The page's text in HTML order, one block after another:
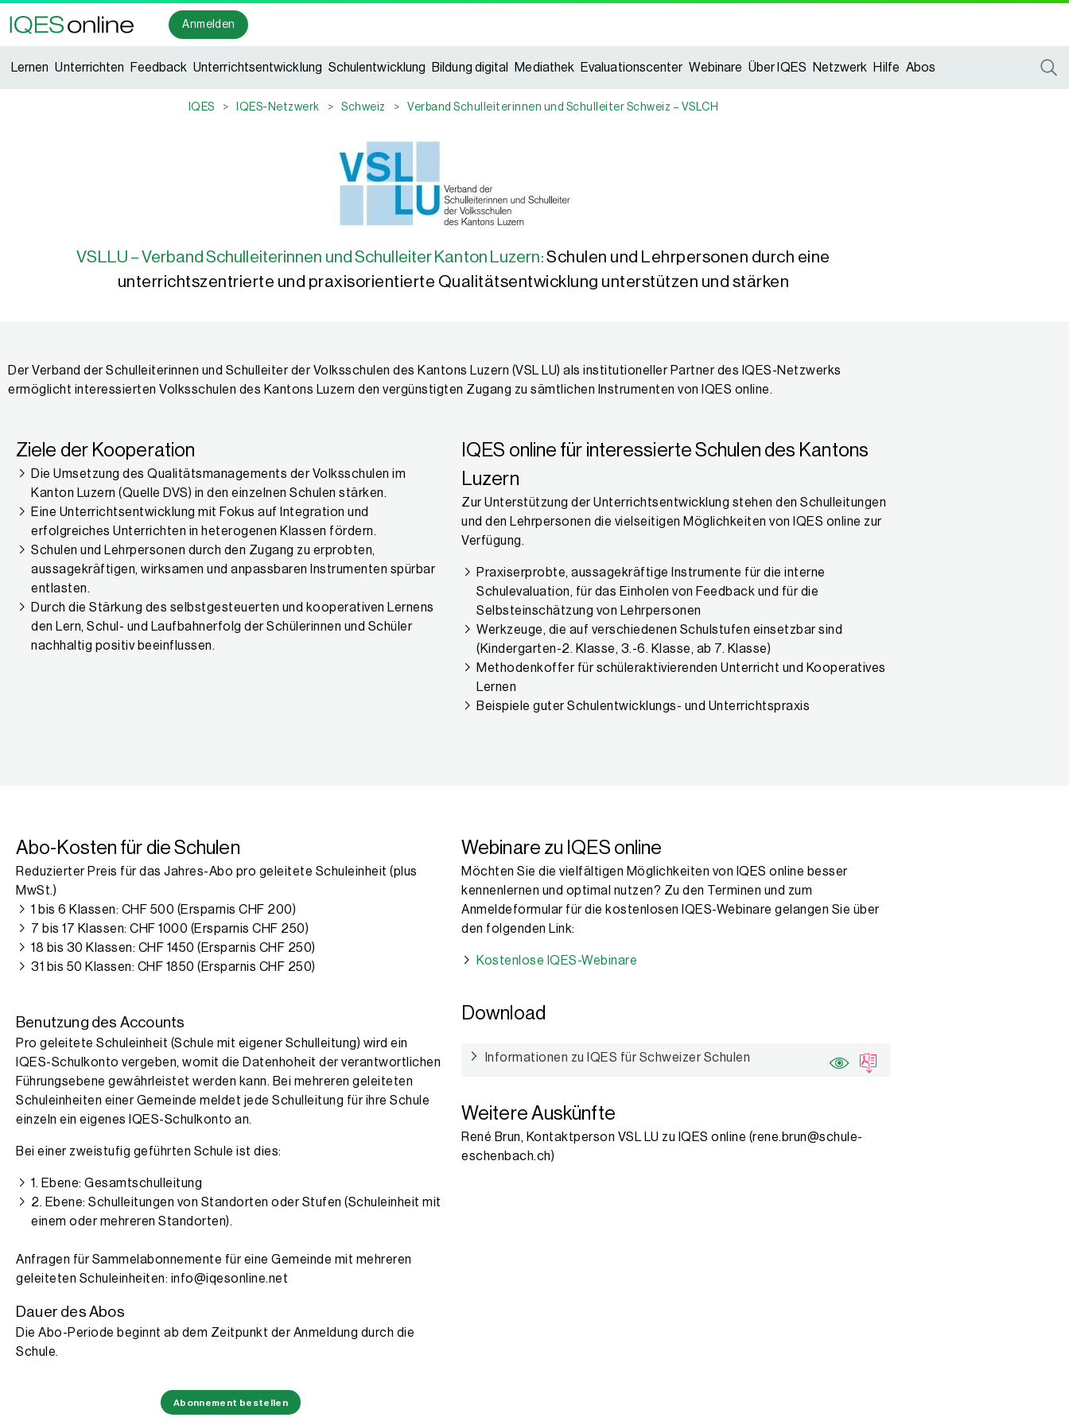
Anmelden
Lernen Unterrichten Feedback Unterrichtsentwicklung Schulentwicklung Bildung digital Mediathek Evaluationscenter Webinare Über IQES Netzwerk Hilfe Abos
IQES > IQES-Netzwerk > Schweiz > Verband Schulleiterinnen und Schulleiter Schweiz – VSLCH
VSLLU – Verband Schulleiterinnen und Schulleiter Kanton Luzern:Schulen und Lehrpersonen durch eine
unterrichtszentrierte und praxisorientierte Qualitätsentwicklung unterstützen und stärken
Der Verband der Schulleiterinnen und Schulleiter der Volksschulen des Kantons Luzern (VSL LU) als institutioneller Partner des IQES-Netzwerks
ermöglicht interessierten Volksschulen des Kantons Luzern den vergünstigten Zugang zu sämtlichen Instrumenten von IQES online.
Ziele der Kooperation
Die Umsetzung des Qualitätsmanagements der Volksschulen im
Kanton Luzern (Quelle DVS) in den einzelnen Schulen stärken.
Eine Unterrichtsentwicklung mit Fokus auf Integration und
erfolgreiches Unterrichten in heterogenen Klassen fördern.
Schulen und Lehrpersonen durch den Zugang zu erprobten,
aussagekräftigen, wirksamen und anpassbaren Instrumenten spürbar
entlasten.
Durch die Stärkung des selbstgesteuerten und kooperativen Lernens
den Lern, Schul- und Laufbahnerfolg der Schülerinnen und Schüler
nachhaltig positiv beeinflussen.
IQES online für interessierte Schulen des Kantons
Luzern
Zur Unterstützung der Unterrichtsentwicklung stehen den Schulleitungen
und den Lehrpersonen die vielseitigen Möglichkeiten von IQES online zur
Verfügung.
Praxiserprobte, aussagekräftige Instrumente für die interne
Schulevaluation, für das Einholen von Feedback und für die
Selbsteinschätzung von Lehrpersonen
Werkzeuge, die auf verschiedenen Schulstufen einsetzbar sind
(Kindergarten-2. Klasse, 3.-6. Klasse, ab 7. Klasse)
Methodenkoffer für schüleraktivierenden Unterricht und Kooperatives
Lernen
Beispiele guter Schulentwicklungs- und Unterrichtspraxis
Abo-Kosten für die Schulen
Reduzierter Preis für das Jahres-Abo pro geleitete Schuleinheit (plus
MwSt.)
1 bis 6 Klassen: CHF 500 (Ersparnis CHF 200)
7 bis 17 Klassen: CHF 1000 (Ersparnis CHF 250)
18 bis 30 Klassen: CHF 1450 (Ersparnis CHF 250)
31 bis 50 Klassen: CHF 1850 (Ersparnis CHF 250)
Benutzung des Accounts
Pro geleitete Schuleinheit (Schule mit eigener Schulleitung) wird ein
IQES-Schulkonto vergeben, womit die Datenhoheit der verantwortlichen
Führungsebene gewährleistet werden kann. Bei mehreren geleiteten
Schuleinheiten einer Gemeinde meldet jede Schulleitung für ihre Schule
einzeln ein eigenes IQES-Schulkonto an.
Bei einer zweistufig geführten Schule ist dies:
1. Ebene: Gesamtschulleitung
2. Ebene: Schulleitungen von Standorten oder Stufen (Schuleinheit mit
einem oder mehreren Standorten).
Anfragen für Sammelabonnemente für eine Gemeinde mit mehreren
geleiteten Schuleinheiten: info@iqesonline.net
Dauer des Abos
Die Abo-Periode beginnt ab dem Zeitpunkt der Anmeldung durch die
Schule.
Abonnement bestellen
Webinare zu IQES online
Möchten Sie die vielfältigen Möglichkeiten von IQES online besser
kennenlernen und optimal nutzen? Zu den Terminen und zum
Anmeldeformular für die kostenlosen IQES-Webinare gelangen Sie über
den folgenden Link:
Kostenlose IQES-Webinare
Download
Informationen zu IQES für Schweizer Schulen
Weitere Auskünfte
René Brun, Kontaktperson VSL LU zu IQES online (rene.brun@schule-
eschenbach.ch)